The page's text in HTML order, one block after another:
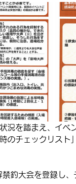
況を踏まえ、イベ
のチェックリスト
釣大会を登録し、